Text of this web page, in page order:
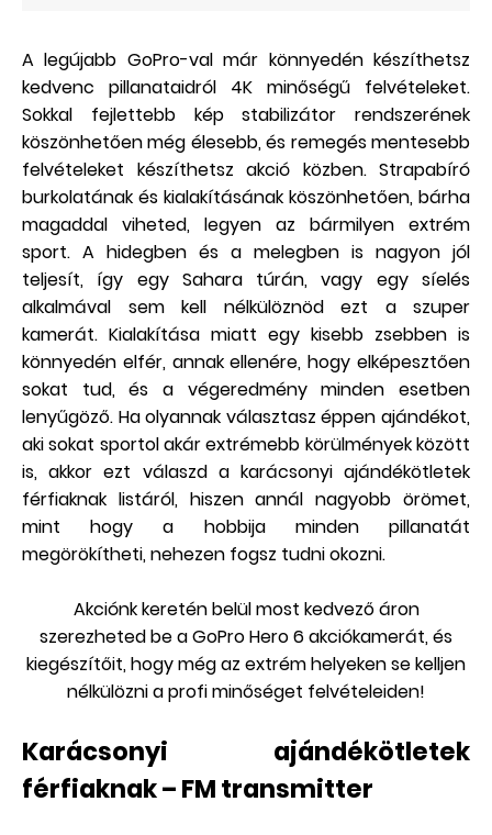
A legújabb GoPro-val már könnyedén készíthetsz
kedvenc pillanataidról 4K minőségű felvételeket.
Sokkal fejlettebb kép stabilizátor rendszerének
köszönhetően még élesebb, és remegés mentesebb
felvételeket készíthetsz akció közben. Strapabíró
burkolatának és kialakításának köszönhetően, bárha
magaddal viheted, legyen az bármilyen extrém
sport. A hidegben és a melegben is nagyon jól
teljesít, így egy Sahara túrán, vagy egy síelés
alkalmával sem kell nélkülöznöd ezt a szuper
kamerát. Kialakítása miatt egy kisebb zsebben is
könnyedén elfér, annak ellenére, hogy elképesztően
sokat tud, és a végeredmény minden esetben
lenyűgöző. Ha olyannak választasz éppen ajándékot,
aki sokat sportol akár extrémebb körülmények között
is, akkor ezt válaszd a karácsonyi ajándékötletek
férfiaknak listáról, hiszen annál nagyobb örömet,
mint hogy a hobbija minden pillanatát
megörökítheti, nehezen fogsz tudni okozni.
Akciónk keretén belül most kedvező áron
szerezheted be a GoPro Hero 6 akciókamerát, és
kiegészítőit, hogy még az extrém helyeken se kelljen
nélkülözni a profi minőséget felvételeiden!
Karácsonyi ajándékötletek
férfiaknak – FM transmitter